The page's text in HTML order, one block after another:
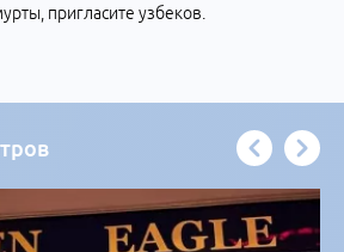
пригласите узбеков.